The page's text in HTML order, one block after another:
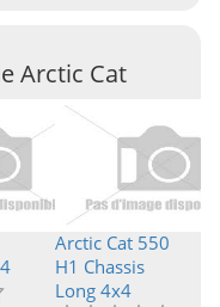
Arctic Cat
Arctic Cat 550
H1 Chassis
Long 4x4